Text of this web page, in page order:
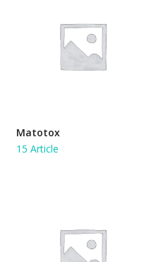
Matotox
15 Article